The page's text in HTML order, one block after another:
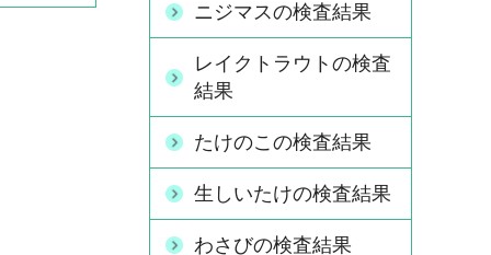
ニジマスの検査結果
レイクトラウトの検査
結果
たけのこの検査結果
生しいたけの検査結果
わさびの検査結果